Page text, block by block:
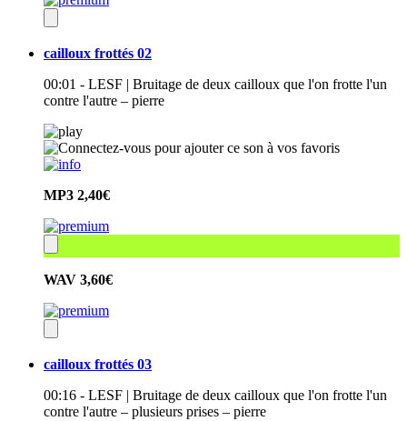
cailloux frottés 02
00:01 - LESF | Bruitage de deux cailloux que l'on frotte l'un
contre l'autre – pierre
MP3 2,40€
WAV 3,60€
cailloux frottés 03
00:16 - LESF | Bruitage de deux cailloux que l'on frotte l'un
contre l'autre – plusieurs prises – pierre